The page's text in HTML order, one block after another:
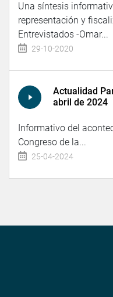
Una síntesis
representación y
Entrevistados -Omar...
29-10-2020
Actualidad
abril de 2024
Informativo del
Congreso de la...
25-04-2024